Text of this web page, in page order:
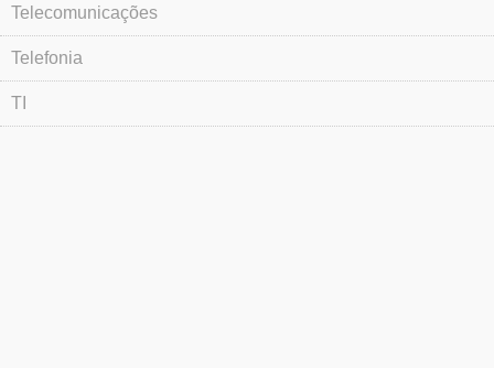
Telecomunicações
Telefonia
TI